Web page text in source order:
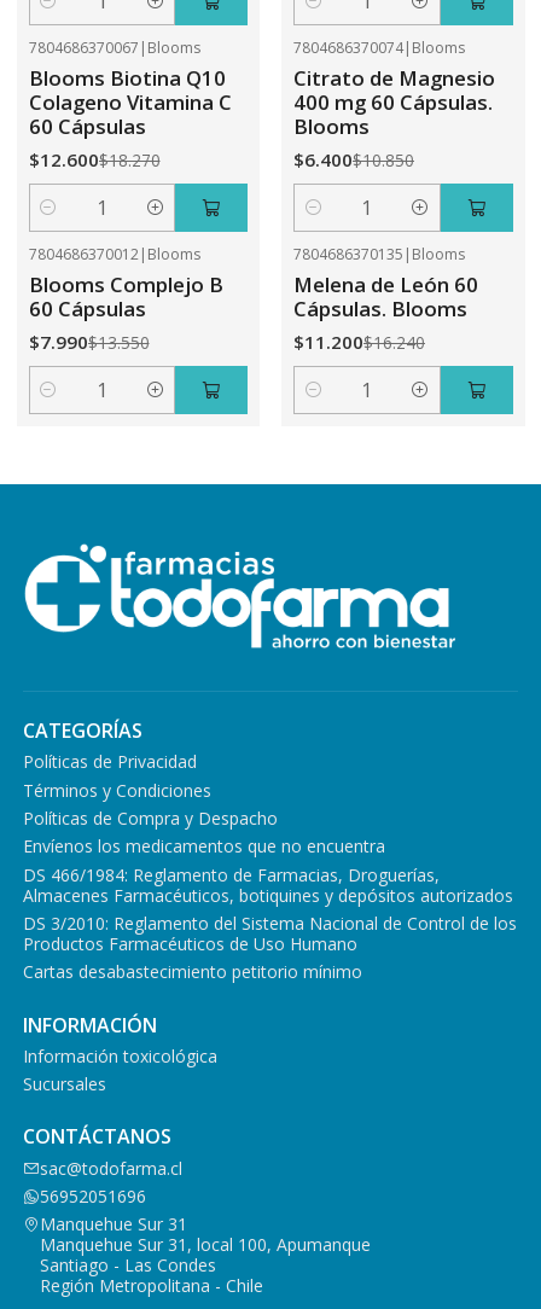
Cantidad Cantidad
7804686370067 | Blooms
Blooms Biotina Q10
Colageno Vitamina C
60 Cápsulas
$12.600$18.270
Cantidad
7804686370074| Blooms
Citrato de Magnesio
400 mg 60 Cápsulas.
Blooms
$6.400$10.850
Cantidad
7804686370012| Blooms
Blooms Complejo B
60 Cápsulas
$7.990$13.550
Cantidad
7804686370135 | Blooms
Melena de León 60
Cápsulas. Blooms
$11.200$16.240
Cantidad
CATEGORÍAS
Políticas de Privacidad
Términos y Condiciones
Políticas de Compra y Despacho
Envíenos los medicamentos que no encuentra
DS 466/1984: Reglamento de Farmacias, Droguerías,
Almacenes Farmacéuticos, botiquines y depósitos autorizados
DS 3/2010: Reglamento del Sistema Nacional de Control de los
Productos Farmacéuticos de Uso Humano
Cartas desabastecimiento petitorio mínimo
INFORMACIÓN
Información toxicológica
Sucursales
CONTÁCTANOS
sac@todofarma.cl
56952051696
Manquehue Sur 31
Manquehue Sur 31, local 100, Apumanque
Santiago - Las Condes
Región Metropolitana - Chile